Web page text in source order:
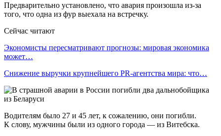
Предварительно установлено, что авария произошла из-за
того, что одна из фур выехала на встречку.
Сейчас читают
Экономисты пересматривают прогнозы: мировая экономика
может…
Снижение выручки крупнейшего PR-агентства мира: что…
Водителям было 27 и 45 лет, к сожалению, они погибли.
К слову, мужчины были из одного города — из Витебска.